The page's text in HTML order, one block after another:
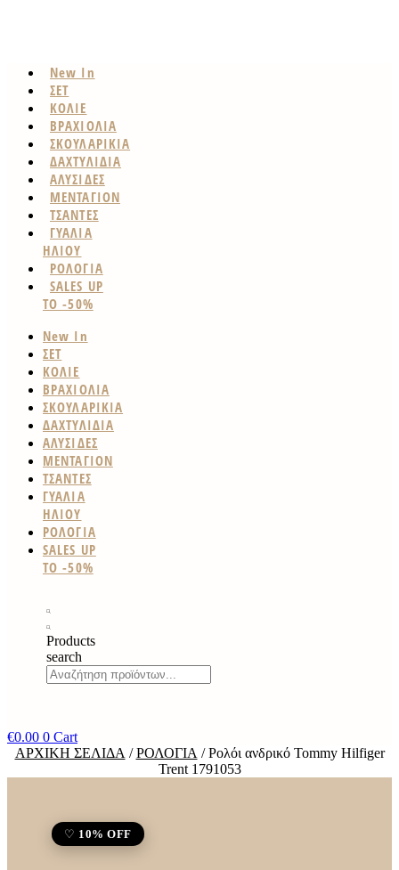
New In
ΣΕΤ
ΚΟΛΙΕ
ΒΡΑΧΙΟΛΙΑ
ΣΚΟΥΛΑΡΙΚΙΑ
ΔΑΧΤΥΛΙΔΙΑ
ΑΛΥΣΙΔΕΣ
ΜΕΝΤΑΓΙΟΝ
ΤΣΑΝΤΕΣ
ΓΥΑΛΙΑ
ΗΛΙΟΥ
ΡΟΛΟΓΙΑ
SALES UP
TO -50%
New In
ΣΕΤ
ΚΟΛΙΕ
ΒΡΑΧΙΟΛΙΑ
ΣΚΟΥΛΑΡΙΚΙΑ
ΔΑΧΤΥΛΙΔΙΑ
ΑΛΥΣΙΔΕΣ
ΜΕΝΤΑΓΙΟΝ
ΤΣΑΝΤΕΣ
ΓΥΑΛΙΑ
ΗΛΙΟΥ
ΡΟΛΟΓΙΑ
SALES UP
TO -50%
Products
search
€0.00 0 Cart
ΑΡΧΙΚΉ ΣΕΛΊΔΑ /ΡΟΛΌΓΙΑ / Ρολόι ανδρικό Tommy Hilfiger
Trent 1791053
10% OFF